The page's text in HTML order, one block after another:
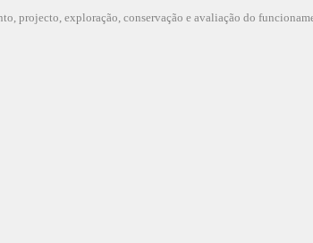
projecto, exploração, conservação e avaliação do